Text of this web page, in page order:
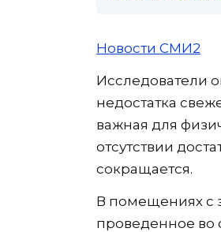
Новости СМИ2
Исследователи
недостатка
важная для
отсутствии
сокращается.
В помещениях с
проведенное во